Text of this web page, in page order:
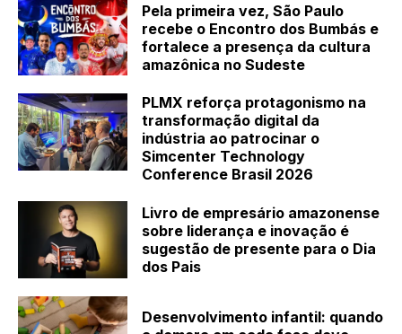
Pela primeira vez, São Paulo
recebe o Encontro dos Bumbás e
fortalece a presença da cultura
amazônica no Sudeste
PLMX reforça protagonismo na
transformação digital da
indústria ao patrocinar o
Simcenter Technology
Conference Brasil 2026
Livro de empresário amazonense
sobre liderança e inovação é
sugestão de presente para o Dia
dos Pais
Desenvolvimento infantil: quando